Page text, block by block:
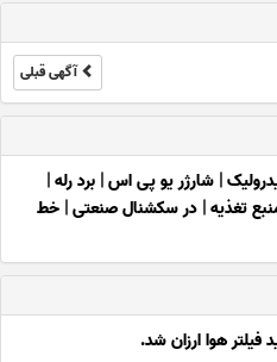
آگهی قبلی
| شارژر یو پی اس| برد رله|
تغذیه| در سکشنال صنعتی| خط
فیلتر هوا ارزان شد.